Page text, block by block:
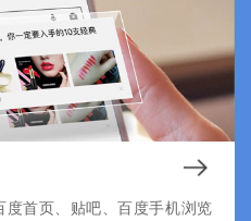
首页、贴吧、百度手机浏览